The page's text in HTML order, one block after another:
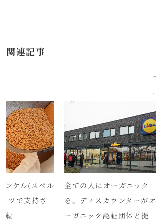
関連記事
ンケル(スペル
ツで支持さ
編
全ての人にオーガニック
を。ディスカウンターがオ
ーガニック認証団体と提